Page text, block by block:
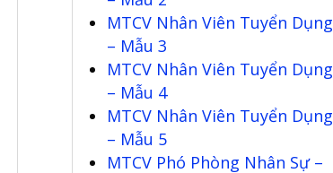
MTCV Nhân Viên Tuyển Dụng
– Mẫu 3
MTCV Nhân Viên Tuyển Dụng
– Mẫu 4
MTCV Nhân Viên Tuyển Dụng
– Mẫu 5
MTCV Phó Phòng Nhân Sự –